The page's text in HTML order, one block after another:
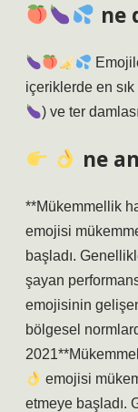
ne
içeriklerde en
) ve ter
ne
**Mükemmellik
emojisi
başladı.
şayan
emojisinin
bölgesel
emojisi
etmeye başladı.